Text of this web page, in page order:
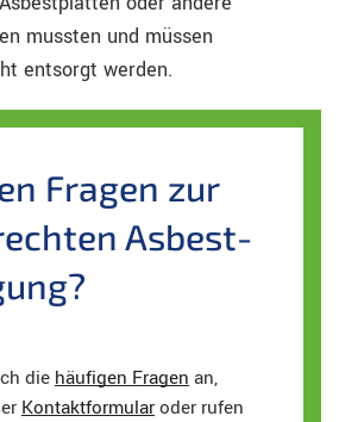
mussten und müssen
entsorgt werden.
Fragen zur
Asbest-
die häufigen Fragen an,
Kontaktformularoder rufen